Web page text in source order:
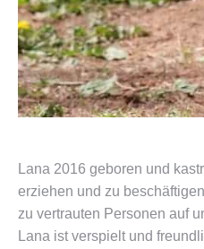
Lana 2016 geboren und
erziehen und zu
zu vertrauten Personen auf
Lana ist verspielt und